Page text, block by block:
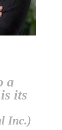
a
its
Inc.)